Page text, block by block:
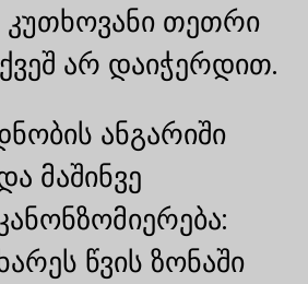
თეთრი
არ დაიჭერდით.
ანგარიში
მაშინვე
წვის ზონაში